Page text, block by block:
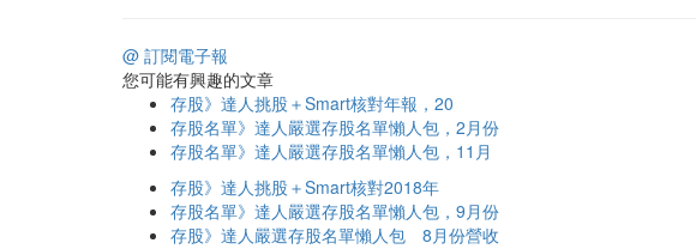
@ 訂閱電子報
您可能有興趣的文章
存股》達人挑股＋Smart核對年報，20
存股名單》達人嚴選存股名單懶人包，2月份
存股名單》達人嚴選存股名單懶人包，11月
存股》達人挑股＋Smart核對2018年
存股名單》達人嚴選存股名單懶人包，9月份
存股》達人嚴選存股名單懶人包 8月份營收